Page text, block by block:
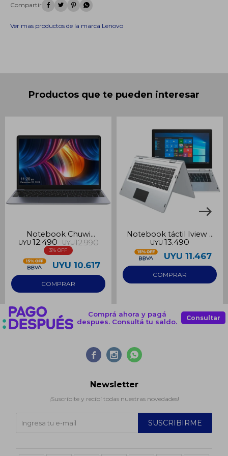
   
Ver mas productos de la marca Lenovo
Productos que te pueden interesar
Notebook Chuwi
Herobook Pro N4020
256GB
UYU 12.490 UYU12.990
3
UYU 10.617
Notebook táctil Iview 2
en 1 128GB 8GB RAM
UYU 13.490
UYU 11.467
Comprá ahora y pagá
despues. Consultá tu saldo.
Consultar
  
Newsletter
¡Suscribite y recibí todas nuestras novedades!
SUSCRIBIRME